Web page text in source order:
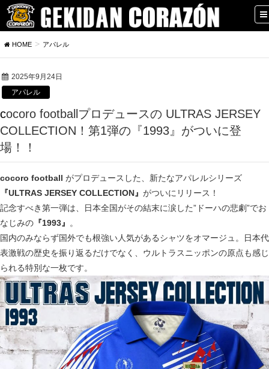
HOME アパレル
2025年9月24日
アパレル
cocoro footballプロデュースの ULTRAS JERSEY
COLLECTION！第1弾の『1993』がついに登
場！！
cocoro football がプロデュースした、新たなアパレルシリーズ
『ULTRAS JERSEY COLLECTION』 がついにリリース！
記念すべき第一弾は、日本全国がその結末に涙した”ドーハの悲劇”でお
なじみの 『1993』
。
国内のみならず国外でも根強い人気があるシャツをオマージュ。日本代
表激戦の歴史を振り返るだけでなく、ウルトラスニッポンの原点も感じ
られる特別な一枚です。